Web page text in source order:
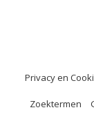
Privacy en
Zoektermen